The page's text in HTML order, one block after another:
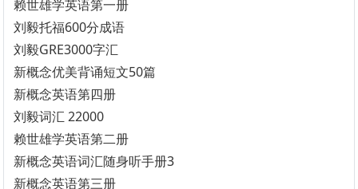
赖世雄学英语第一册
刘毅托福600分成语
刘毅GRE3000字汇
新概念优美背诵短文50篇
新概念英语第四册
刘毅词汇 22000
赖世雄学英语第二册
新概念英语词汇随身听手册3
新概念英语第三册